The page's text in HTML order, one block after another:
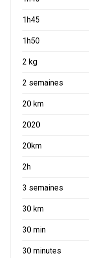
1h45
1h50
2 kg
2 semaines
20 km
2020
20km
2h
3 semaines
30 km
30 min
30 minutes